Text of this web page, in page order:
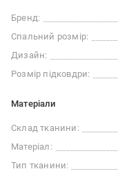
Бренд:
Спальний розмір:
Дизайн:
Розмір підковдри:
Матеріали
Склад тканини:
Матеріал:
Тип тканини: